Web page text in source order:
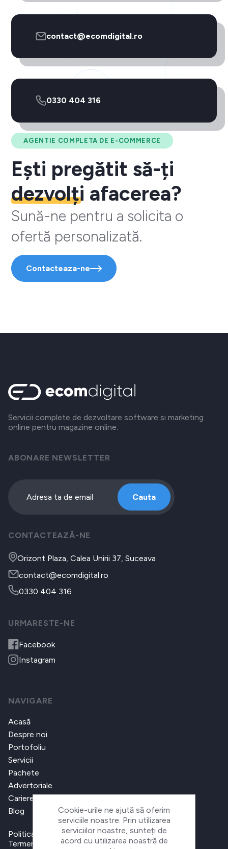
AGENTIE COMPLETA DE E-COMMERCE
Ești pregătit să-ți
dezvolți afacerea?
Sună-ne pentru a solicita o
ofertă personalizată.
Contacteaza-ne
contact@ecomdigital.ro
0330 404 316
Servicii complete de dezvoltare software si marketing
online pentru magazine online.
ABONARE NEWSLETTER
Cauta
CONTACTEAZĂ-NE
Orizont Plaza, Calea Unirii 37, Suceava
contact@ecomdigital.ro
0330 404 316
URMARESTE-NE
Facebook
Instagram
NAVIGARE
Acasă
Despre noi
Portofoliu
Servicii
Pachete
Advertoriale
Cariere
Blog
Politica de confidențialitate
Termeni și condiții
Cookie-urile ne ajută să oferim
serviciile noastre. Prin utilizarea
serviciilor noastre, sunteți de
acord cu utilizarea noastră de